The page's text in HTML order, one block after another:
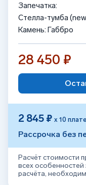
Запечатка:
Стелла-тумба
Камень: Габбро
28 450 ₽
2 845 ₽ х 10
Рассрочка без
Расчёт стоимости
всех
расчёта,